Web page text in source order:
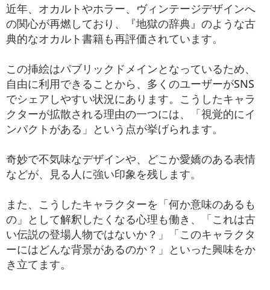
近年、オカルトやホラー、ヴィンテージデザインへ
の関心が再燃しており、『地獄の辞典』のような古
典的なオカルト書籍も再評価されています。
この挿絵はパブリックドメインとなっているため、
自由に利用できることから、多くのユーザーがSNS
でシェアしやすい状況にあります。こうしたキャラ
クターが拡散される理由の一つには、「視覚的にイ
ンパクトがある」という点が挙げられます。
奇妙で不気味なデザインや、どこか愛嬌のある表情
などが、見る人に強い印象を残します。
また、こうしたキャラクターを「何か意味のあるも
の」として解釈したくなる心理も働き、「これは古
い伝説の登場人物ではないか？」「このキャラクタ
ーにはどんな背景があるのか？」といった興味をか
き立てます。